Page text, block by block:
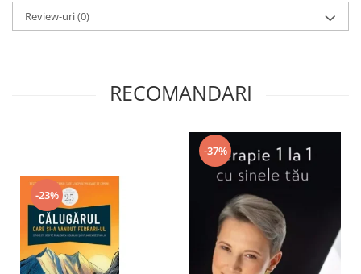
Review-uri(0)
RECOMANDARI
-23%
-37%